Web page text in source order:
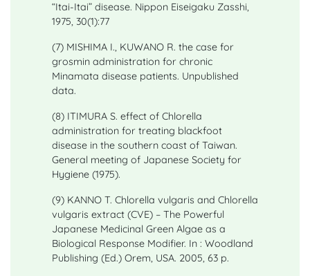
“Itai-Itai” disease. Nippon Eiseigaku Zasshi,
1975, 30(1):77
(7) MISHIMA I., KUWANO R. the case for
grosmin administration for chronic
Minamata disease patients. Unpublished
data.
(8) ITIMURA S. effect of Chlorella
administration for treating blackfoot
disease in the southern coast of Taiwan.
General meeting of Japanese Society for
Hygiene (1975).
(9) KANNO T. Chlorella vulgaris and Chlorella
vulgaris extract (CVE) – The Powerful
Japanese Medicinal Green Algae as a
Biological Response Modifier. In : Woodland
Publishing (Ed.) Orem, USA. 2005, 63 p.